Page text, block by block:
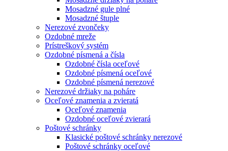
Mosadzné gule plné
Mosadzné štuple
Nerezové zvončeky
Ozdobné mreže
Prístreškový systém
Ozdobné písmená a čísla
Ozdobné čísla oceľové
Ozdobné písmená oceľové
Ozdobné písmená nerezové
Nerezové držiaky na poháre
Oceľové znamenia a zvieratá
Oceľové znamenia
Ozdobné oceľové zvierará
Poštové schránky
Klasické poštové schránky nerezové
Poštové schránky oceľové